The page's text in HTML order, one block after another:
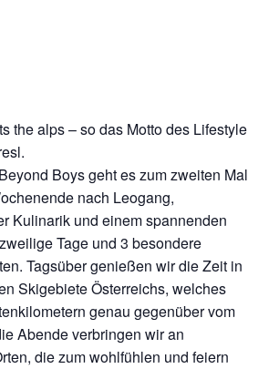
the alps – so das Motto des Lifestyle
Boys geht es zum zweiten Mal
nach Leogang,
Kulinarik und einem spannenden
Tage und 3 besondere
Tagsüber genießen wir die Zeit in
Skigebiete Österreichs, welches
genau gegenüber vom
Abende verbringen wir an
die zum wohlfühlen und feiern